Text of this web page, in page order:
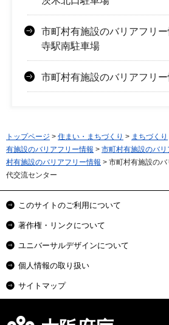
市町村有施設のバリアフリ
寺駅南駐車場
市町村有施設のバリアフリ
トップページ > 住まい・まちづくり > まちづくり
有施設のバリアフリー情報 > 市町村有施設のバリ
村有施設のバリアフリー情報 > 市町村有施設の
代交流センター
このサイトのご利用について
著作権・リンクについて
ユニバーサルデザインについて
個人情報の取り扱い
サイトマップ